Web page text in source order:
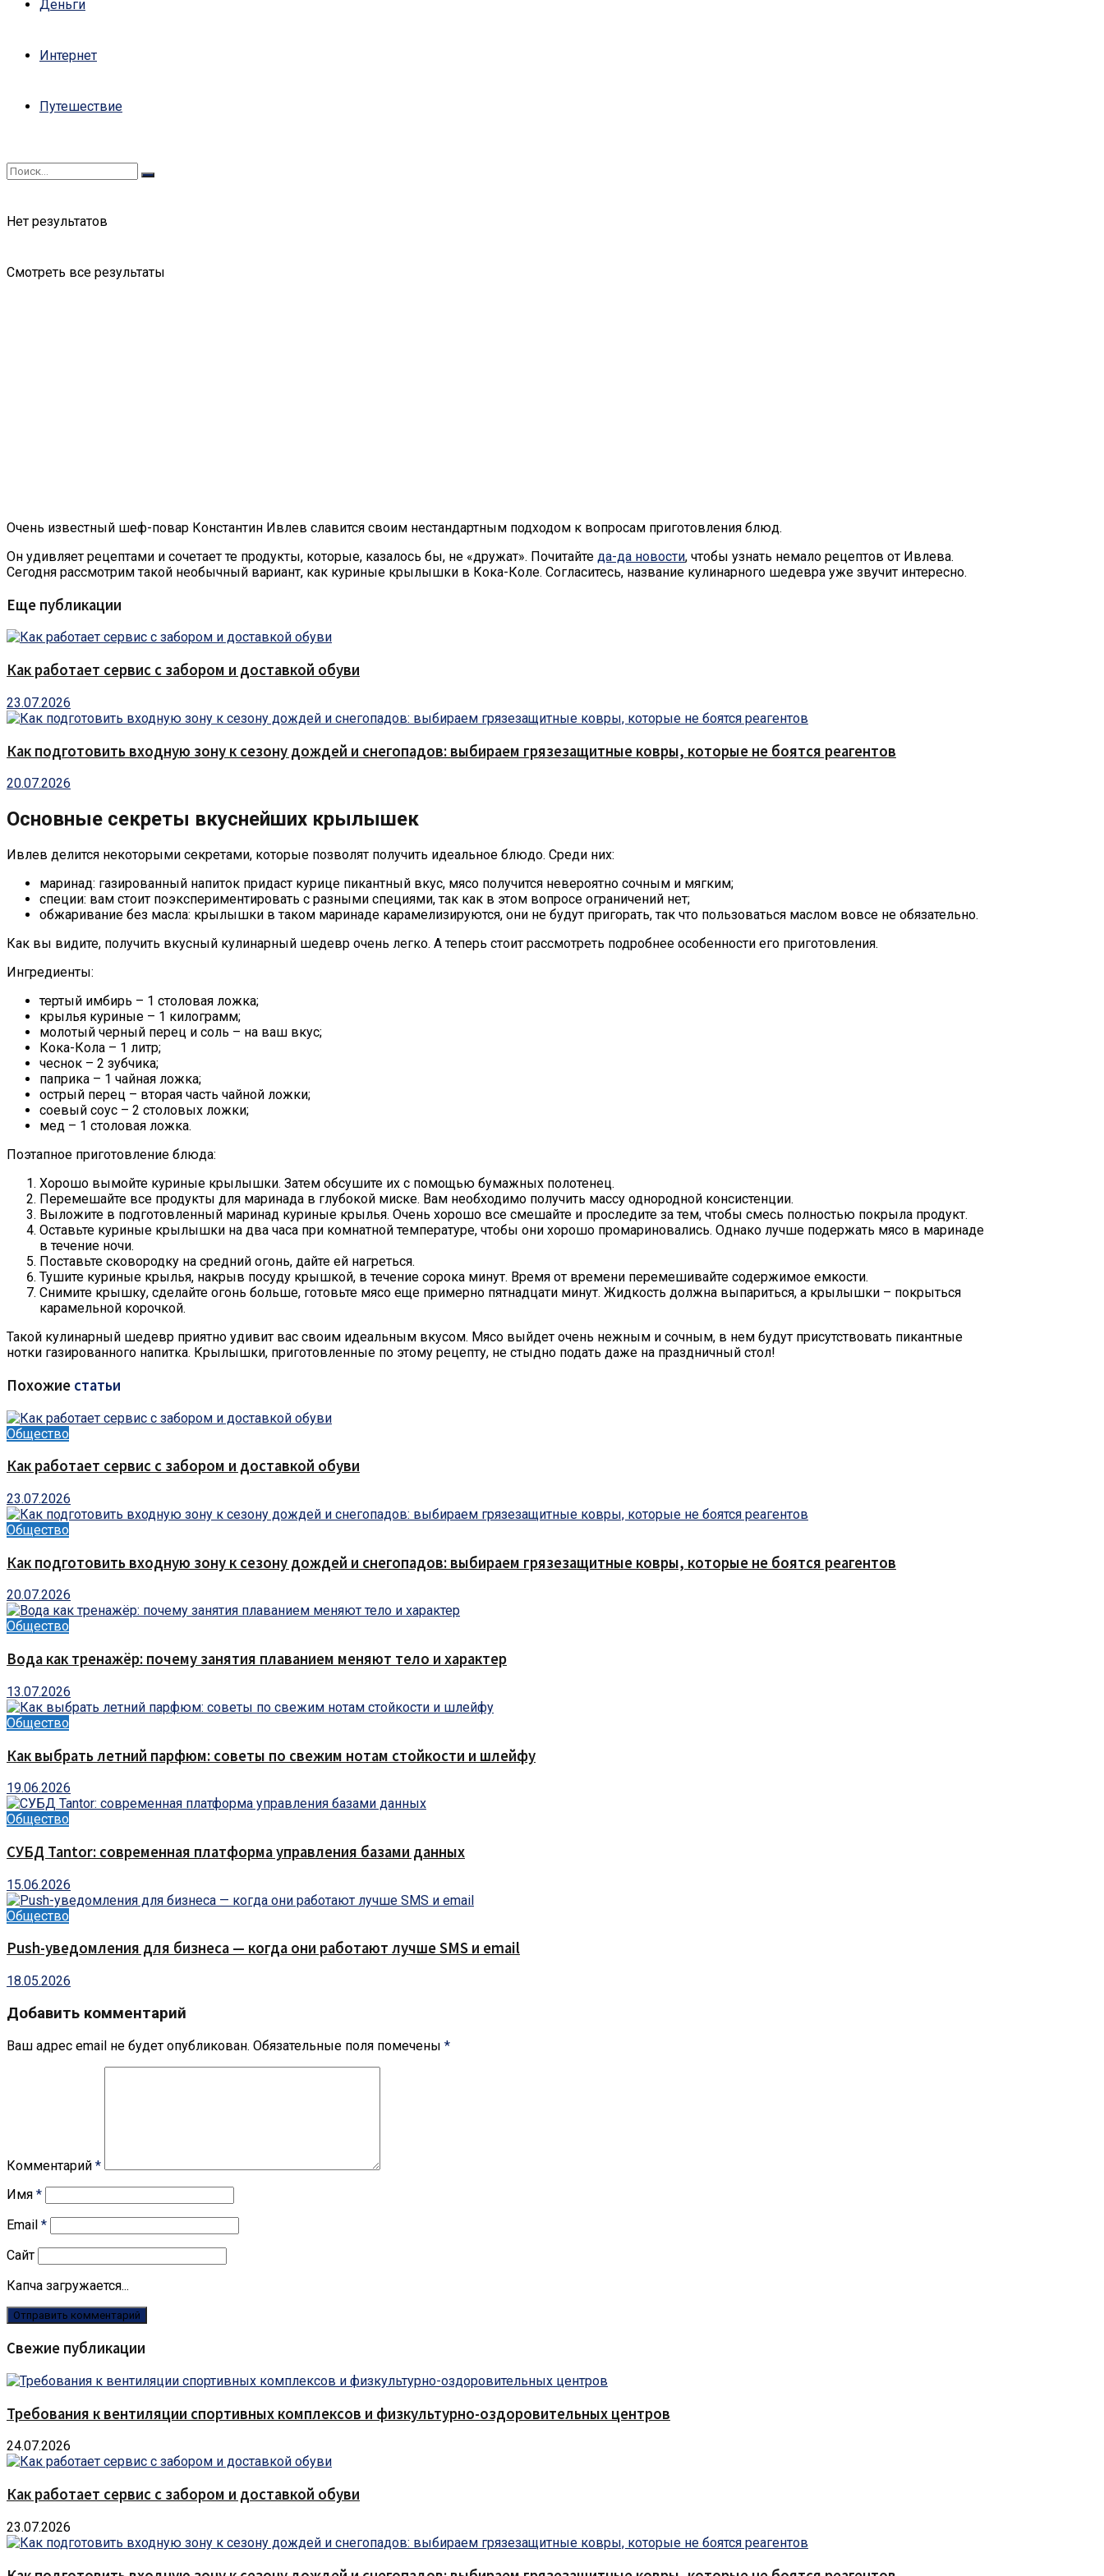
Деньги
Интернет
Путешествие
Нет результатов
Смотреть все результаты
Очень известный шеф-повар Константин Ивлев славится своим нестандартным подходом к вопросам приготовления блюд.
Он удивляет рецептами и сочетает те продукты, которые, казалось бы, не «дружат». Почитайте да-да новости, чтобы узнать немало рецептов от Ивлева.
Сегодня рассмотрим такой необычный вариант, как куриные крылышки в Кока-Коле. Согласитесь, название кулинарного шедевра уже звучит интересно.
Еще публикации
Как работает сервис с забором и доставкой обуви
23.07.2026
Как подготовить входную зону к сезону дождей и снегопадов: выбираем грязезащитные ковры, которые не боятся реагентов
20.07.2026
Основные секреты вкуснейших крылышек
Ивлев делится некоторыми секретами, которые позволят получить идеальное блюдо. Среди них:
маринад: газированный напиток придаст курице пикантный вкус, мясо получится невероятно сочным и мягким;
специи: вам стоит поэкспериментировать с разными специями, так как в этом вопросе ограничений нет;
обжаривание без масла: крылышки в таком маринаде карамелизируются, они не будут пригорать, так что пользоваться маслом вовсе не обязательно.
Как вы видите, получить вкусный кулинарный шедевр очень легко. А теперь стоит рассмотреть подробнее особенности его приготовления.
Ингредиенты:
тертый имбирь – 1 столовая ложка;
крылья куриные – 1 килограмм;
молотый черный перец и соль – на ваш вкус;
Кока-Кола – 1 литр;
чеснок – 2 зубчика;
паприка – 1 чайная ложка;
острый перец – вторая часть чайной ложки;
соевый соус – 2 столовых ложки;
мед – 1 столовая ложка.
Поэтапное приготовление блюда:
Хорошо вымойте куриные крылышки. Затем обсушите их с помощью бумажных полотенец.
Перемешайте все продукты для маринада в глубокой миске. Вам необходимо получить массу однородной консистенции.
Выложите в подготовленный маринад куриные крылья. Очень хорошо все смешайте и проследите за тем, чтобы смесь полностью покрыла продукт.
Оставьте куриные крылышки на два часа при комнатной температуре, чтобы они хорошо промариновались. Однако лучше подержать мясо в маринаде
в течение ночи.
Поставьте сковородку на средний огонь, дайте ей нагреться.
Тушите куриные крылья, накрыв посуду крышкой, в течение сорока минут. Время от времени перемешивайте содержимое емкости.
Снимите крышку, сделайте огонь больше, готовьте мясо еще примерно пятнадцати минут. Жидкость должна выпариться, а крылышки – покрыться
карамельной корочкой.
Такой кулинарный шедевр приятно удивит вас своим идеальным вкусом. Мясо выйдет очень нежным и сочным, в нем будут присутствовать пикантные
нотки газированного напитка. Крылышки, приготовленные по этому рецепту, не стыдно подать даже на праздничный стол!
Похожие статьи
Общество
Как работает сервис с забором и доставкой обуви
23.07.2026
Общество
Как подготовить входную зону к сезону дождей и снегопадов: выбираем грязезащитные ковры, которые не боятся реагентов
20.07.2026
Общество
Вода как тренажёр: почему занятия плаванием меняют тело и характер
13.07.2026
Общество
Как выбрать летний парфюм: советы по свежим нотам стойкости и шлейфу
19.06.2026
Общество
СУБД Tantor: современная платформа управления базами данных
15.06.2026
Общество
Push-уведомления для бизнеса — когда они работают лучше SMS и email
18.05.2026
Добавить комментарий
Ваш адрес email не будет опубликован. Обязательные поля помечены *
Комментарий *
Имя *
Email *
Сайт
Капча загружается...
Свежие публикации
Требования к вентиляции спортивных комплексов и физкультурно-оздоровительных центров
24.07.2026
Как работает сервис с забором и доставкой обуви
23.07.2026